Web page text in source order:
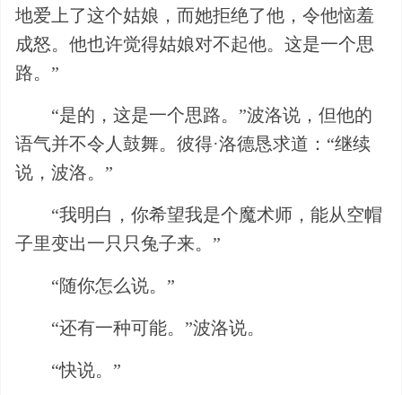
地爱上了这个姑娘，而她拒绝了他，令他恼羞
成怒。他也许觉得姑娘对不起他。这是一个思
路。”
“是的，这是一个思路。”波洛说，但他的
语气并不令人鼓舞。彼得·洛德恳求道：“继续
说，波洛。”
“我明白，你希望我是个魔术师，能从空帽
子里变出一只只兔子来。”
“随你怎么说。”
“还有一种可能。”波洛说。
“快说。”